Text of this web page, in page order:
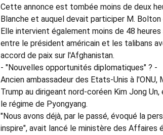
Cette annonce est tombée moins de deux
Blanche et auquel devait participer M.
Elle intervient également moins de 48
entre le président américain et les talibans
accord de paix sur l'Afghanistan.
- "Nouvelles opportunités diplomatiques" ? -
Ancien ambassadeur des Etats-Unis à
Trump au dirigeant nord-coréen Kim Jong
le régime de Pyongyang.
"Nous avons déjà, par le passé, évoqué la
inspire", avait lancé le ministère des Affaires